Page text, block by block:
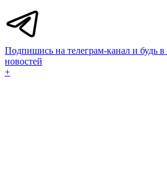
Подпишись на телеграм-канал и будь в
новостей
+